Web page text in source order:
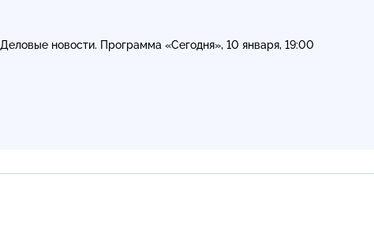
Деловые новости. Программа «Сегодня», 10 января, 19:00